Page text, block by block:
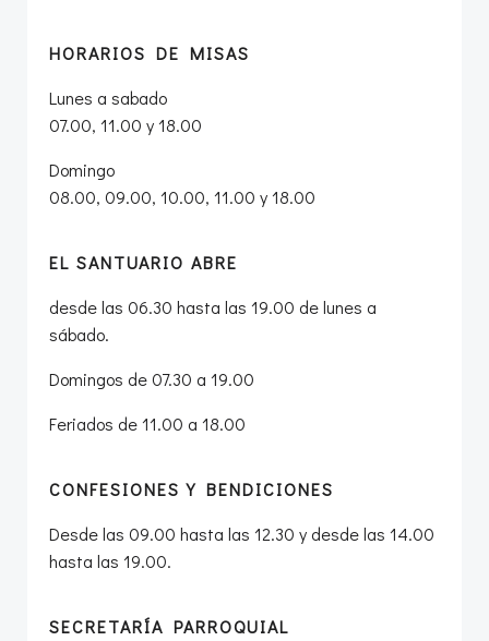
HORARIOS DE MISAS
Lunes a sabado
07.00, 11.00 y 18.00
Domingo
08.00, 09.00, 10.00, 11.00 y 18.00
EL SANTUARIO ABRE
desde las 06.30 hasta las 19.00 de lunes a
sábado.
Domingos de 07.30 a 19.00
Feriados de 11.00 a 18.00
CONFESIONES Y BENDICIONES
Desde las 09.00 hasta las 12.30 y desde las 14.00
hasta las 19.00.
SECRETARÍA PARROQUIAL